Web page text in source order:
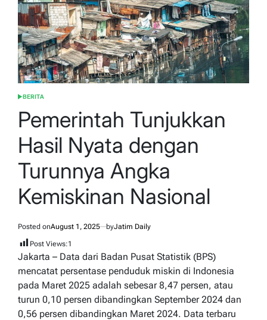
POSTED
BERITA
Pemerintah Tunjukkan
Hasil Nyata dengan
Turunnya Angka
Kemiskinan Nasional
Posted onAugust 1, 2025 byJatim Daily
Post Views:1
Jakarta – Data dari Badan Pusat Statistik (BPS)
mencatat persentase penduduk miskin di Indonesia
pada Maret 2025 adalah sebesar 8,47 persen, atau
turun 0,10 persen dibandingkan September 2024 dan
0,56 persen dibandingkan Maret 2024. Data terbaru